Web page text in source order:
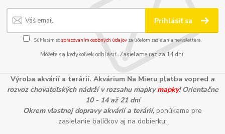
Prihlásiť sa
Súhlasím sospracovaním osobných údajov za účelom zasielania newslettera.
Môžete sa kedykoľvek odhlásiť. Zasielame raz za 14 dní.
Výroba akvárií a terárií. Akvárium Na Mieru platba vopred a
rozvoz chovateľských nádrží v rozsahu mapkymapky! Orientačne
10 - 14 až 21 dní
Okrem vlastnej dopravy akvárií a terárií, ponúkame pre
zasielanie balíčkov aj na dobierku: